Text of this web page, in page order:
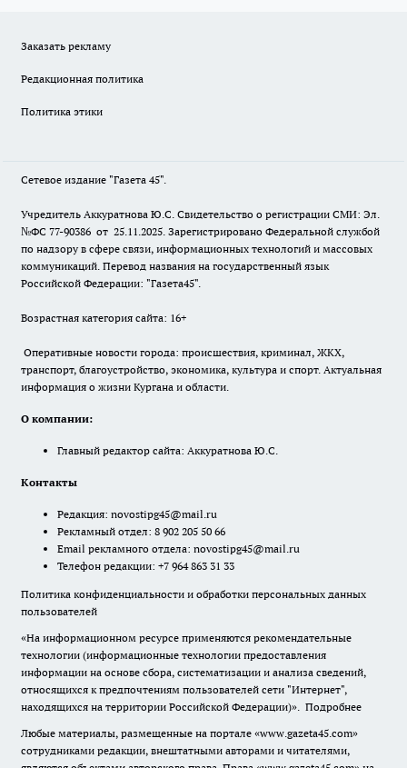
Заказать рекламу
Редакционная политика
Политика этики
Сетевое издание "Газета 45".
Учредитель Аккуратнова Ю.С. Свидетельство о регистрации СМИ: Эл.
№ФС 77-90386 от 25.11.2025. Зарегистрировано Федеральной службой
по надзору в сфере связи, информационных технологий и массовых
коммуникаций. Перевод названия на государственный язык
Российской Федерации: "Газета45".
Возрастная категория сайта: 16+
Оперативные новости города: происшествия, криминал, ЖКХ,
транспорт, благоустройство, экономика, культура и спорт. Актуальная
информация о жизни Кургана и области.
О компании:
Главный редактор сайта: Аккуратнова Ю.С.
Контакты
Редакция: novostipg45@mail.ru
Рекламный отдел: 8 902 205 50 66
Email рекламного отдела: novostipg45@mail.ru
Телефон редакции: +7 964 863 31 33
Политика конфиденциальности и обработки персональных данных
пользователей
«На информационном ресурсе применяются рекомендательные
технологии (информационные технологии предоставления
информации на основе сбора, систематизации и анализа сведений,
относящихся к предпочтениям пользователей сети "Интернет",
находящихся на территории Российской Федерации)». Подробнее
Любые материалы, размещенные на портале «www.gazeta45.com»
сотрудниками редакции, внештатными авторами и читателями,